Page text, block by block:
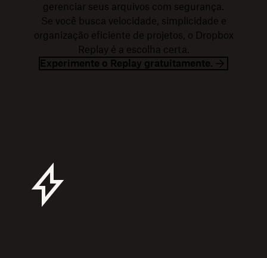
gerenciar seus arquivos com segurança.
Se você busca velocidade, simplicidade e
organização eficiente de projetos, o Dropbox
Replay é a escolha certa.
Experimente o Replay gratuitamente.